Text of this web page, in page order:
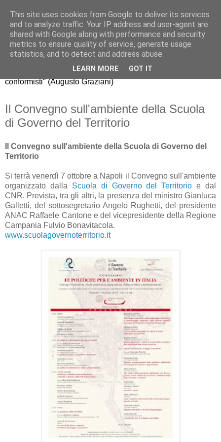
Riccardo Realfonzo
"dissento da quello che gli economisti americani chiamano
mainstream, il comune modo di pensare della maggioranza.
La nuova generazione di economisti, purtroppo, è fatta di
conformisti" (Augusto Graziani)
Il Convegno sull'ambiente della Scuola
di Governo del Territorio
Il Convegno sull'ambiente della Scuola di Governo del
Territorio
Si terrà venerdì 7 ottobre a Napoli il Convegno sull'ambiente
organizzato dalla Scuola di Governo del Territorio e dal
CNR. Prevista, tra gli altri, la presenza del ministro Gianluca
Galletti, del sottosegretario Angelo Rughetti, del presidente
ANAC Raffaele Cantone e del vicepresidente della Regione
Campania Fulvio Bonavitacola.
www.scuolagovernoterritorio.it
This site uses cookies from Google to deliver its services
and to analyze traffic. Your IP address and user-agent are
shared with Google along with performance and security
metrics to ensure quality of service, generate usage
statistics, and to detect and address abuse.
LEARN MORE GOT IT